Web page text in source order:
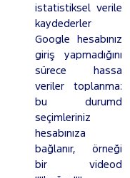
istatistiksel verileri
kaydederler .
Google hesabınıza
giriş yapmadığınız
sürece hassas
veriler toplanmaz,
bu durumda
seçimleriniz
hesabınıza
bağlanır, örneğin
bir videoda